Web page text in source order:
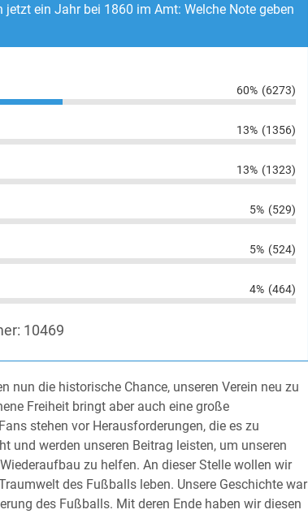
ein Jahr bei 1860 im Amt: Welche Note geben
60% (6273)
13% (1356)
13% (1323)
5% (529)
5% (524)
4% (464)
10469
nun die historische Chance, unseren Verein neu zu
Freiheit bringt aber auch eine große
stehen vor Herausforderungen, die es zu
und werden unseren Beitrag leisten, um unseren
zu helfen. An dieser Stelle wollen wir
des Fußballs leben. Unsere Geschichte war
des Fußballs. Mit deren Ende haben wir diesen